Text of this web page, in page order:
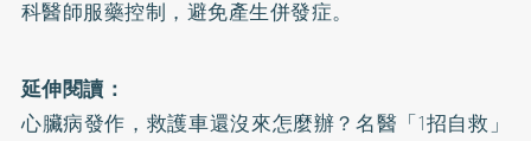
科醫師服藥控制，避免產生併發症。
延伸閱讀：
心臟病發作，救護車還沒來怎麼辦？名醫「1招自救」